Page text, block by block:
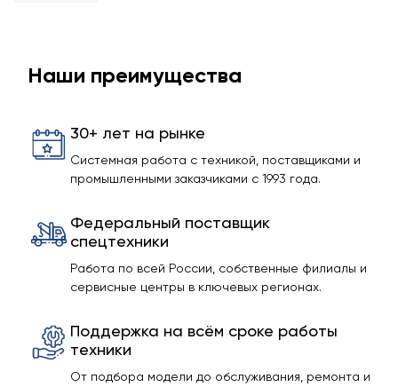
Наши преимущества
30+ лет на рынке
Системная работа с техникой, поставщиками и
промышленными заказчиками с 1993 года.
Федеральный поставщик
спецтехники
Работа по всей России, собственные филиалы и
сервисные центры в ключевых регионах.
Поддержка на всём сроке работы
техники
От подбора модели до обслуживания, ремонта и